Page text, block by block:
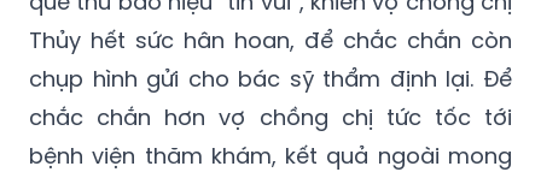
Thủy hết sức hân hoan, để chắc chắn còn
chụp hình gửi cho bác sỹ thẩm định lại. Để
chắc chắn hơn vợ chồng chị tức tốc tới
bệnh viện thăm khám, kết quả ngoài mong